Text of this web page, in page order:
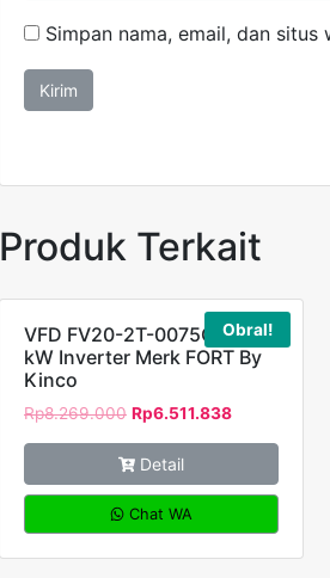
Simpan nama, email, dan
Produk Terkait
Obral!
VFD FV20-2T-0075G 7,5
kW Inverter Merk FORT By
Kinco
Rp8.269.000 Rp6.511.838
Detail
Chat WA